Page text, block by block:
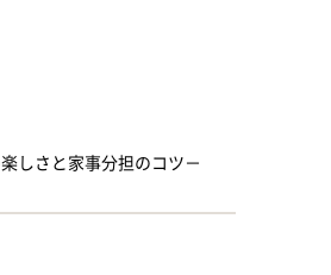
しさと家事分担のコツ－